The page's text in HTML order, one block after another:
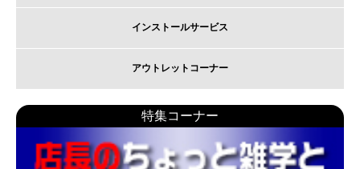
インストールサービス
アウトレットコーナー
特集コーナー